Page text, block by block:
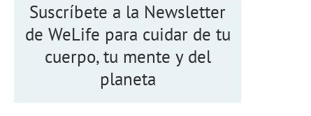
Suscríbete a la Newsletter
de WeLife para cuidar de tu
cuerpo, tu mente y del
planeta